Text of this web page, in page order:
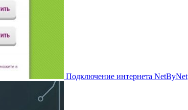
Подключение интернета NetByNet